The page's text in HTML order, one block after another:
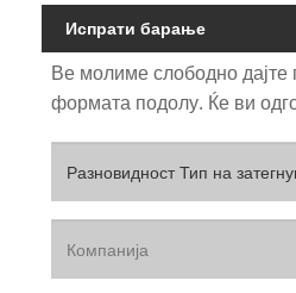
Испрати барање
Ве молиме слободно
формата подолу. Ќе ви